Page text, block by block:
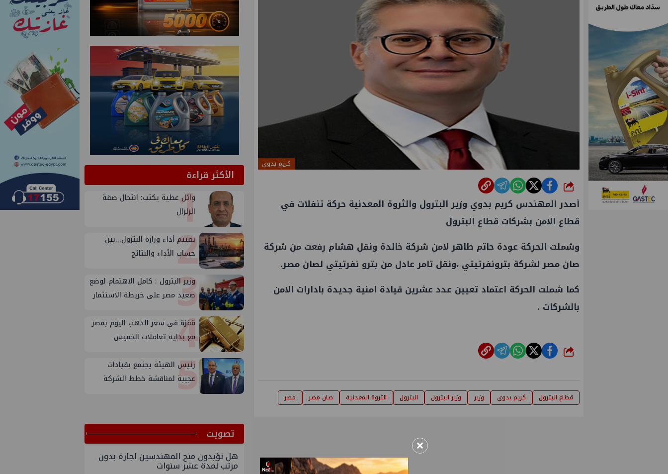
كريم بدوي
شارك
أصدر المهندس كريم بدوي وزير البترول والثروة المعدنية حركة تنفلات في
قطاع الامن بشركات قطاع البترول
وشملت الحركة عودة حاتم طاهر لامن شركة خالدة ونقل هشام رفعت من شركة
صان مصرلشركة بترونفرتيتي ،ونقل تامر عادل من بترو نفرتيتي لصان مصر.
كما شملت الحركة اعتماد تعيين عدد عشرين قيادة امنية جديدة بادارات الامن
بالشركات .
شارك
قطاع البترول كريم بدوى وزير وزير البترول البترول الثروة المعدنية صان مصر مصر
الأكثر قراءة
1
وائل عطية يكتب: انتحال صفة
الزلزال
2
تقييم أداء وزارة البترول...بين
حساب الأداء والنتائج
3
وزير البترول : كامل الاهتمام لوضع
صعيد مصر على خريطة الاستثمار
4
قفزة في سعر الذهب اليوم بمصر
مع بداية تعاملات الخميس
5
رئيس الهيئة يجتمع بقيادات
عجيبة لمناقشة خطط الشركة
ﺗﺼﻮﻳﺖ
هل تؤيدون منح المهندسين اجازة بدون
مرتب لمدة عشر سنوات
×